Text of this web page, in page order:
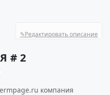
✎Редактировать описание
# 2
компания